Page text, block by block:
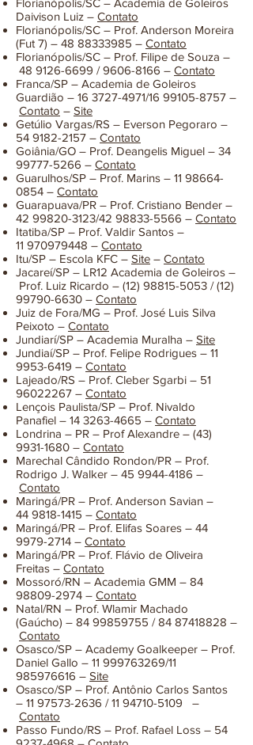
Florianópolis/SC – Academia de Goleiros
Daivison Luiz – Contato
Florianópolis/SC – Prof. Anderson Moreira
(Fut 7) – 48 88333985 – Contato
Florianópolis/SC – Prof. Filipe de Souza –
48 9126-6699 /9606-8166 – Contato
Franca/SP – Academia de Goleiros
Guardião – 16 3727-4971/16 99105-8757 –
Contato – Site
Getúlio Vargas/RS – Everson Pegoraro –
54 9182-2157 – Contato
Goiânia/GO – Prof. Deangelis Miguel – 34
99777-5266 – Contato
Guarulhos/SP – Prof. Marins – 11 98664-
0854 – Contato
Guarapuava/PR – Prof. Cristiano Bender –
42 99820-3123/42 98833-5566 – Contato
Itatiba/SP – Prof. Valdir Santos –
11 970979448 – Contato
Itu/SP – Escola KFC – Site – Contato
Jacareí/SP – LR12 Academia de Goleiros –
Prof. Luiz Ricardo – (12) 98815-5053 /(12)
99790-6630 – Contato
Juiz de Fora/MG – Prof. José Luis Silva
Peixoto – Contato
Jundiarí/SP – Academia Muralha – Site
Jundiaí/SP – Prof. Felipe Rodrigues – 11
9953-6419 – Contato
Lajeado/RS – Prof. Cleber Sgarbi – 51
96022267 – Contato
Lençois Paulista/SP – Prof. Nivaldo
Panafiel – 14 3263-4665 – Contato
Londrina – PR – Prof Alexandre – (43)
9931-1680 – Contato
Marechal Cândido Rondon/PR – Prof.
Rodrigo J. Walker – 45 9944-4186 –
Contato
Maringá/PR – Prof. Anderson Savian –
44 9818-1415 – Contato
Maringá/PR – Prof. Elifas Soares – 44
9979-2714 – Contato
Maringá/PR – Prof. Flávio de Oliveira
Freitas – Contato
Mossoró/RN – Academia GMM – 84
98809-2974 – Contato
Natal/RN – Prof. Wlamir Machado
(Gaúcho) – 84 99859755 /84 87418828 –
Contato
Osasco/SP – Academy Goalkeeper – Prof.
Daniel Gallo – 11 999763269/11
985976616 – Site
Osasco/SP – Prof. Antônio Carlos Santos
– 11 97573-2636 /11 94710-5109 –
Contato
Passo Fundo/RS – Prof. Rafael Loss – 54